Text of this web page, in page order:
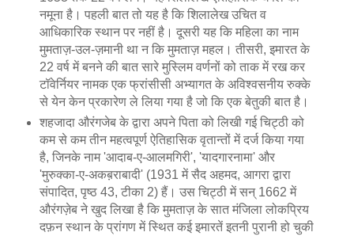
नमूना है। पहली बात तो यह है कि शिलालेख उचित व
आधिकारिक स्थान पर नहीं है। दूसरी यह कि महिला का नाम
मुमताज़-उल-ज़मानी था न कि मुमताज़ महल। तीसरी, इमारत के
22 वर्ष में बनने की बात सारे मुस्लिम वर्णनों को ताक में रख कर
टॉवेर्नियर नामक एक फ्रांसीसी अभ्यागत के अविश्वसनीय रुक्के
से येन केन प्रकारेण ले लिया गया है जो कि एक बेतुकी बात है।
शहजादा औरंगजेब के द्वारा अपने पिता को लिखी गई चिट्ठी को
कम से कम तीन महत्वपूर्ण ऐतिहासिक वृतान्तों में दर्ज किया गया
है, जिनके नाम 'आदाब-ए-आलमगिरी', 'यादगारनामा' और
'मुरुक्का-ए-अकब़राबादी' (1931 में सैद अहमद, आगरा द्वारा
संपादित, पृष्ठ 43, टीका 2) हैं। उस चिट्ठी में सन् 1662 में
औरंगज़ेब ने खुद लिखा है कि मुमताज़ के सात मंजिला लोकप्रिय
दफ़न स्थान के प्रांगण में स्थित कई इमारतें इतनी पुरानी हो चुकी